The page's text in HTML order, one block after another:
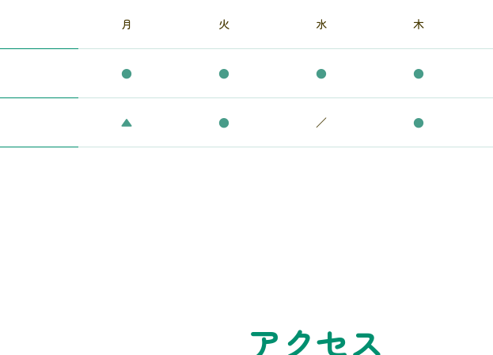
月 火 水 木
● ● ● ●
▲ ● ／ ●
アクセス